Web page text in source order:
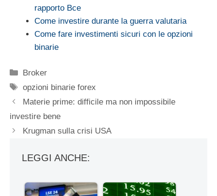
rapporto Bce
Come investire durante la guerra valutaria
Come fare investimenti sicuri con le opzioni
binarie
Categorie
Broker
Tag
opzioni binarie forex
Materie prime: difficile ma non impossibile
investire bene
Krugman sulla crisi USA
LEGGI ANCHE: